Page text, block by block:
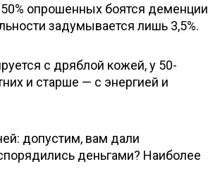
опрошенных боятся деменции
задумывается лишь 3,5%.
с дряблой кожей, у 50-
и старше — с энергией и
допустим, вам дали
деньгами? Наиболее